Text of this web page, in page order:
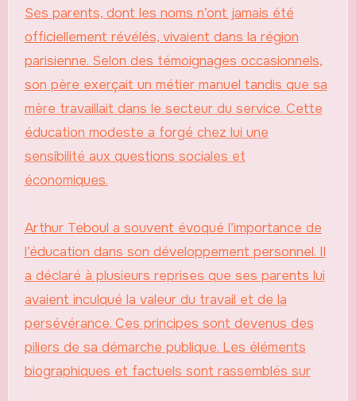
Ses parents, dont les noms n’ont jamais été
officiellement révélés, vivaient dans la région
parisienne. Selon des témoignages occasionnels,
son père exerçait un métier manuel tandis que sa
mère travaillait dans le secteur du service. Cette
éducation modeste a forgé chez lui une
sensibilité aux questions sociales et
économiques.
Arthur Teboul a souvent évoqué l’importance de
l’éducation dans son développement personnel. Il
a déclaré à plusieurs reprises que ses parents lui
avaient inculqué la valeur du travail et de la
persévérance. Ces principes sont devenus des
piliers de sa démarche publique. Les éléments
biographiques et factuels sont rassemblés sur